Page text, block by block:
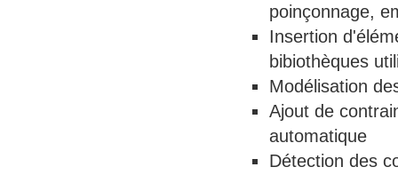
poinçonnage,
Insertion
bibiothèques
Modélisation
Ajout de
automatique
Détection des